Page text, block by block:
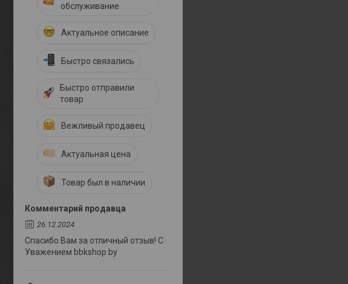
обслуживание
Актуальное описание
Быстро связались
Быстро отправили
товар
Вежливый продавец
Актуальная цена
Товар был в наличии
Комментарий продавца
26.12.2024
Спасибо Вам за отличный отзыв! С
Уважением bbkshop.by